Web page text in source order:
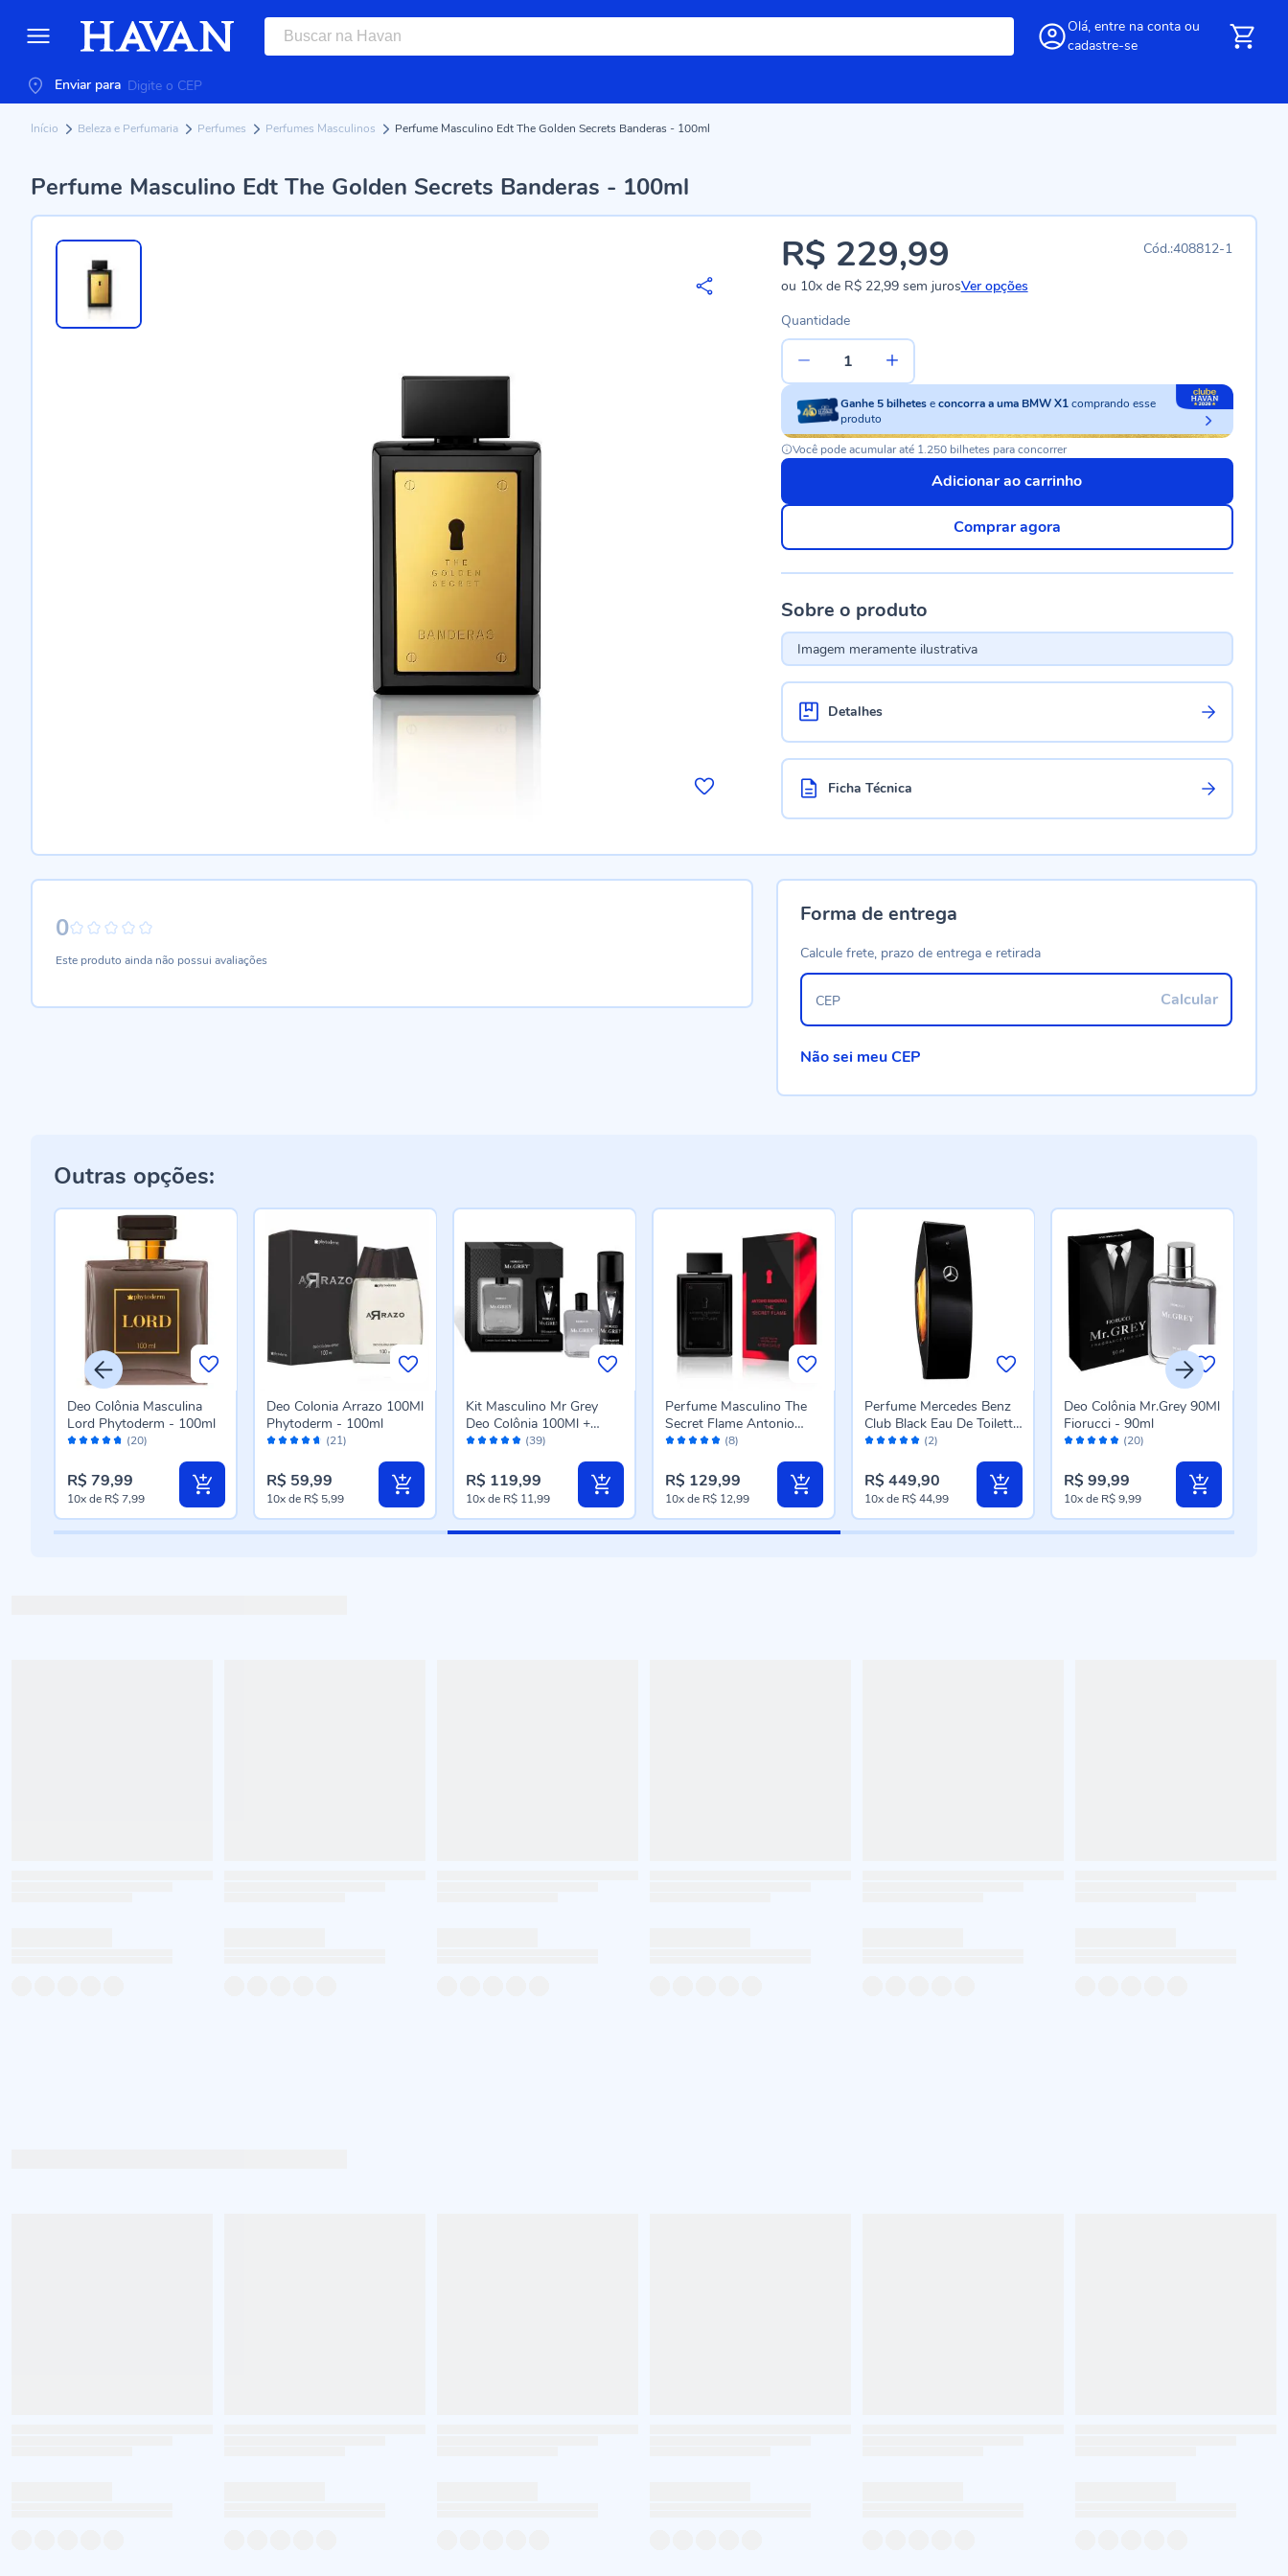
Olá, entre na conta ou
cadastre-se
Enviar para
Início Beleza e Perfumaria Perfumes Perfumes Masculinos Perfume Masculino Edt The Golden Secrets Banderas - 100ml
Perfume Masculino Edt The Golden Secrets Banderas - 100ml
408812-1
R$ 229,99
ou 10xde R$ 22,99sem jurosVer opções
Quantidade
Ganhe5 bilhetes econcorra a uma BMW X1comprando esse
produto
Você pode acumular até 1.250 bilhetes para concorrer
Adicionar ao carrinho
Comprar agora
Sobre o produto
Imagem meramente ilustrativa
Detalhes
Ficha Técnica
0
Este produto ainda não possui avaliações
Forma de entrega
Calcule frete, prazo de entrega e retirada
Calcular
CEP
Não sei meu CEP
Outras opções:
Avaliação: (20)
Deo Colônia Masculina
Lord Phytoderm - 100ml
R$ 79,99
10xde R$ 7,99
Avaliação: (21)
Deo Colonia Arrazo 100Ml
Phytoderm - 100ml
R$ 59,99
10xde R$ 5,99
Avaliação: (39)
Kit Masculino Mr Grey
Deo Colônia 100Ml +
Desodorante 170Ml -
R$ 119,99
10xde R$ 11,99
Avaliação: (8)
Perfume Masculino The
Secret Flame Antonio
Banderas - 100 ml
R$ 129,99
10xde R$ 12,99
Avaliação: (2)
Perfume Mercedes Benz
Club Black Eau De Toilette
- 50ml
R$ 449,90
10xde R$ 44,99
Avaliação: (20)
Deo Colônia Mr.Grey 90Ml
Fiorucci - 90ml
R$ 99,99
10xde R$ 9,99